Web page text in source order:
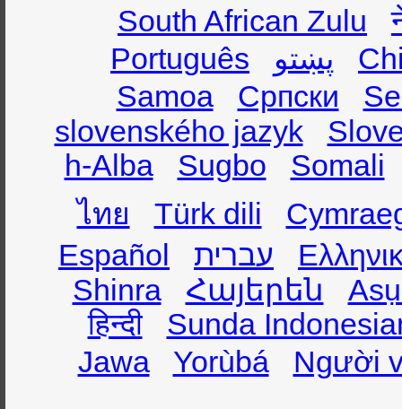
South African Zulu
Português
پښتو
Samoa
Српски
slovenského jazyk
h-Alba
Sugbo
Somali
ไทย
Türk dili
Español
עברית
Shinra
Հայերեն
हिन्दी
Sunda
Jawa
Yorùbá Người